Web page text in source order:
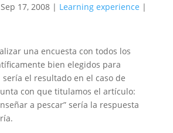
Sep 17, 2008| Learning experience |
una encuesta con todos los
bien elegidos para
el resultado en el caso de
con que titulamos el artículo:
a pescar” sería la respuesta